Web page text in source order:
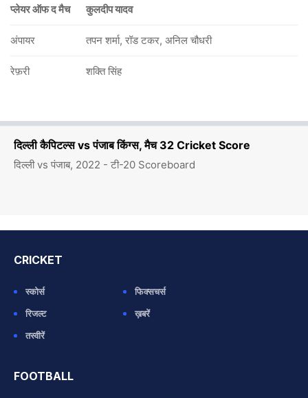
दिल्ली कैपिटल्स vs पंजाब किंग्स, मैच 32 Cricket Score
दिल्ली vs पंजाब, 2022 - टी-20 Scoreboard
प्लेयर ऑफ द मैच कुलदीप यादव
अंपायर तपन शर्मा, रॉड टकर, अनिल चौधरी
रेफ़री शक्ति सिंह
CRICKET
स्कोर्स
फिक्सचर्स
रिजल्ट
ख़बरें
तस्वीरें
FOOTBALL